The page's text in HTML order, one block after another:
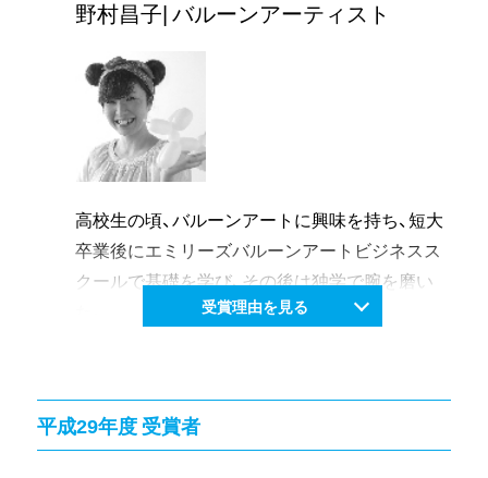
化が大いに期待される。
17回ロベルト・シューマン国際コンクール(ドイ
ツ)にて最高位を受賞するなど輝かしい成績を収
めている。2016、17年度ロームミュージックフ
ァンデーション奨学生としてベルリン芸術大学
修士課程で学び、現在は同大学国家演奏家資格課
程にて更なる研鑽を積んでいる。
演奏活動は、日本各地とヨーロッパを中心に音楽
祭やリサイタルに出演。これまでに東京交響楽
団、東京フィルハーモニー交響楽団、東京シティ
フィル管弦楽団、藝大フィルハーモニア、岡山フ
ィルハーモニック管弦楽団、プラウエン-ツヴィ
などと共演し、「彩り豊かで歌うような音色」「メ
ッセージ性の高い音楽家」として高い評価を得て
いる。
野村昌子| バルーンアーティスト
高校生の頃、バルーンアートに興味を持ち、短大
卒業後にエミリーズバルーンアートビジネスス
クールで基礎を学び、その後は独学で腕を磨い
始動する。国内外のバルーンアートの大会で
数々の栄冠を獲得し、2010年にはアメリカで行
受賞理由を見る
平成29年度 受賞者